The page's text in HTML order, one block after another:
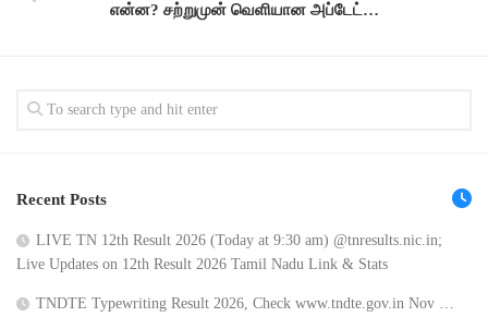
என்ன? சற்றுமுன் வெளியான அப்டேட்…
Recent Posts
LIVE TN 12th Result 2026 (Today at 9:30 am) @tnresults.nic.in;
Live Updates on 12th Result 2026 Tamil Nadu Link & Stats
TNDTE Typewriting Result 2026, Check www.tndte.gov.in Nov …